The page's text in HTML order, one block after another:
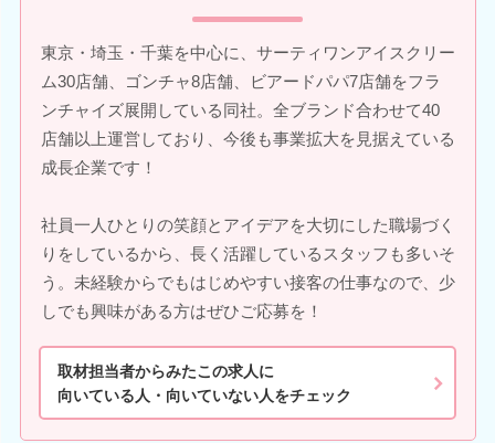
東京・埼玉・千葉を中心に、サーティワンアイスクリー
ム30店舗、ゴンチャ8店舗、ビアードパパ7店舗をフラ
ンチャイズ展開している同社。全ブランド合わせて40
店舗以上運営しており、今後も事業拡大を見据えている
成長企業です！
社員一人ひとりの笑顔とアイデアを大切にした職場づく
りをしているから、長く活躍しているスタッフも多いそ
う。未経験からでもはじめやすい接客の仕事なので、少
しでも興味がある方はぜひご応募を！
取材担当者からみたこの求人に
向いている人・向いていない人をチェック